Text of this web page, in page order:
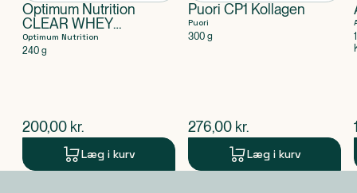
Optimum Nutrition
CLEAR WHEY
COLLAGEN APPLE
RASP 240G
Optimum Nutrition
240 g
$nuværende pris
200,00 kr.
Læg i kurv
Puori CP1 Kollagen
Puori
300 g
$nuværende pris
276,00 kr.
Læg i kurv